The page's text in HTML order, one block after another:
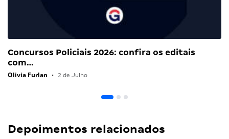
Concursos Policiais 2026: confira os editais
com…
Olivia Furlan • 2 de Julho
Depoimentos relacionados